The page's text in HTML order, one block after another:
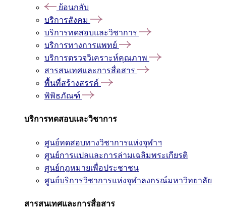
ย้อนกลับ
บริการสังคม
บริการทดสอบและวิชาการ
บริการทางการแพทย์
บริการตรวจวิเคราะห์คุณภาพ
สารสนเทศและการสื่อสาร
พื้นที่สร้างสรรค์
พิพิธภัณฑ์
บริการทดสอบและวิชาการ
ศูนย์ทดสอบทางวิชาการแห่งจุฬาฯ
ศูนย์การแปลและการล่ามเฉลิมพระเกียรติ
ศูนย์กฎหมายเพื่อประชาชน
ศูนย์บริการวิชาการแห่งจุฬาลงกรณ์มหาวิทยาลัย
สารสนเทศและการสื่อสาร